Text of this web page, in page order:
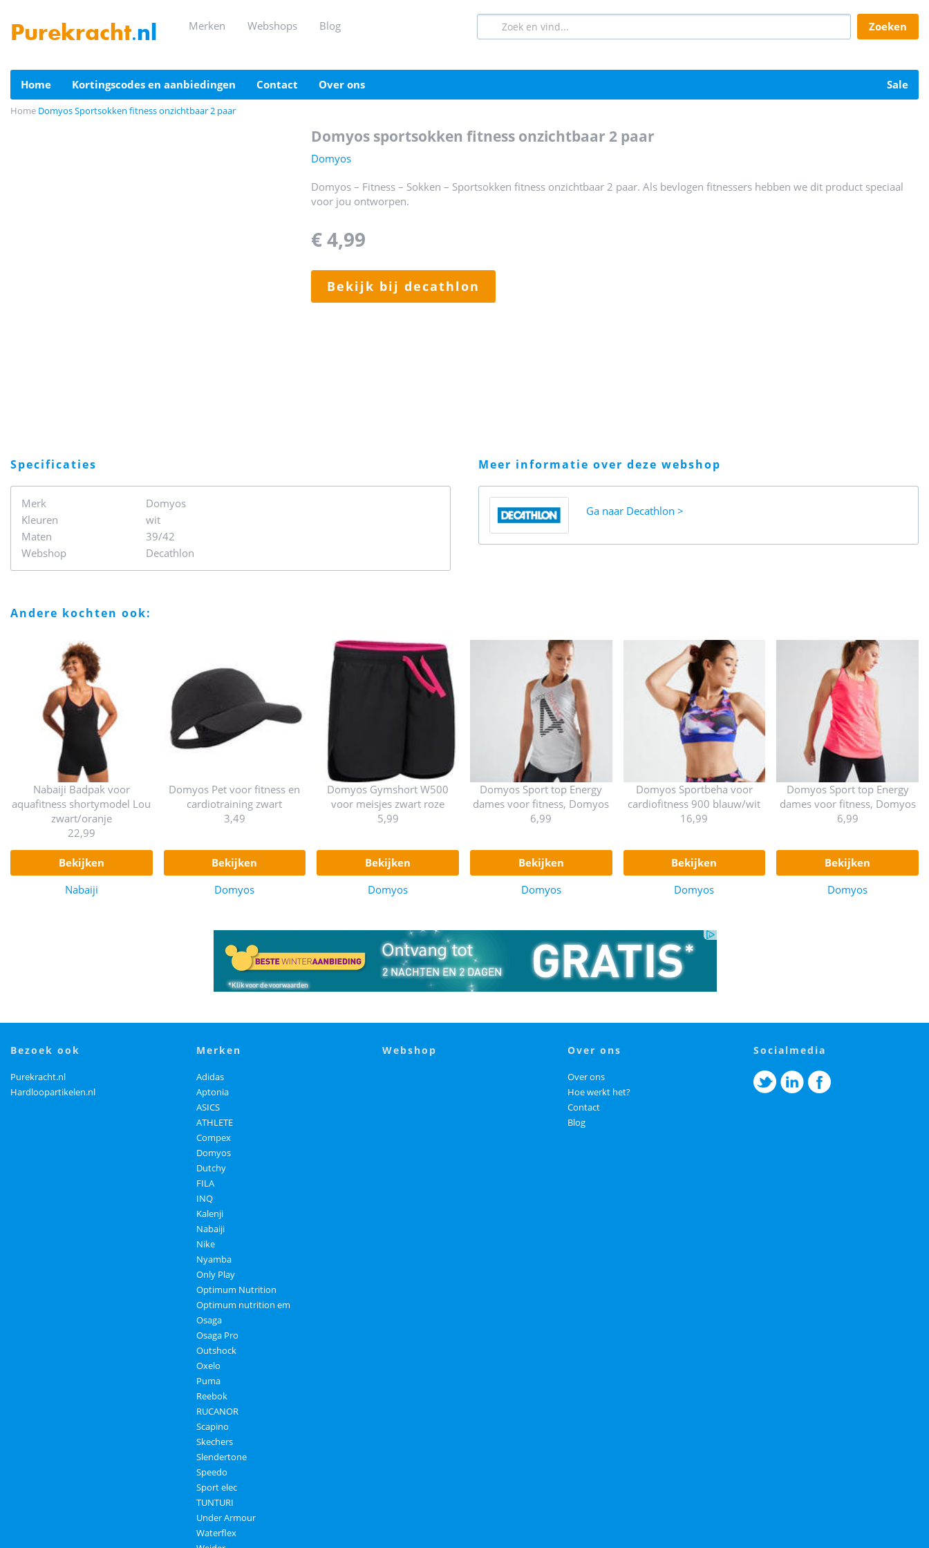
Purekracht.nl merken webshops blog zoeken
home kortingscodes en aanbiedingen contact over ons sale
Home Domyos Sportsokken fitness onzichtbaar 2 paar
domyos sportsokken fitness onzichtbaar 2 paar
Domyos
Domyos – Fitness – Sokken – Sportsokken fitness onzichtbaar 2 paar. Als bevlogen fitnessers hebben we dit product speciaal
voor jou ontworpen.
€ 4,99
bekijk bij decathlon
specificaties
Merk
Domyos
Kleuren
wit
Maten
39/42
Webshop
Decathlon
meer informatie over deze webshop
Ga naar Decathlon
andere kochten ook:
Nabaiji Badpak voor
aquafitness shortymodel Lou
zwart/oranje
22,99
bekijken
Nabaiji
Domyos Pet voor fitness en
cardiotraining zwart
3,49
bekijken
Domyos
Domyos Gymshort W500
voor meisjes zwart roze
5,99
bekijken
Domyos
Domyos Sport top Energy
dames voor fitness, Domyos
6,99
bekijken
Domyos
Domyos Sportbeha voor
cardiofitness 900 blauw/wit
16,99
bekijken
Domyos
Domyos Sport top Energy
dames voor fitness, Domyos
6,99
bekijken
Domyos
bezoek ook
Purekracht.nl
Hardloopartikelen.nl
merken
Adidas
Aptonia
ASICS
ATHLETE
Compex
Domyos
Dutchy
FILA
INQ
Kalenji
Nabaiji
Nike
Nyamba
Only Play
Optimum Nutrition
Optimum nutrition em
Osaga
Osaga Pro
Outshock
Oxelo
Puma
Reebok
RUCANOR
Scapino
Skechers
Slendertone
Speedo
Sport elec
TUNTURI
Under Armour
Waterflex
webshop over ons
Over ons
Hoe werkt het?
Contact
Blog
socialmedia